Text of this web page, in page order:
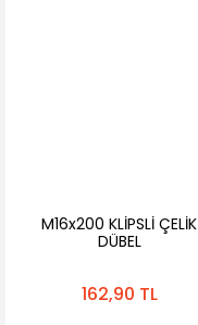
M16x200 KLİPSLİ ÇELİK
DÜBEL
162,90 TL